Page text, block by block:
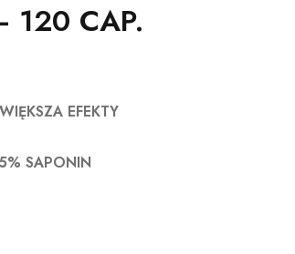
120 CAP.
EFEKTY
SAPONIN